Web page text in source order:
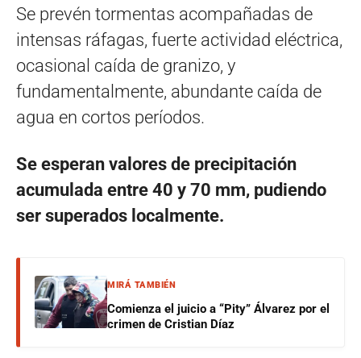
Se prevén tormentas acompañadas de
intensas ráfagas, fuerte actividad eléctrica,
ocasional caída de granizo, y
fundamentalmente, abundante caída de
agua en cortos períodos.
Se esperan valores de precipitación
acumulada entre 40 y 70 mm, pudiendo
ser superados localmente.
MIRÁ TAMBIÉN
Comienza el juicio a “Pity” Álvarez por el
crimen de Cristian Díaz